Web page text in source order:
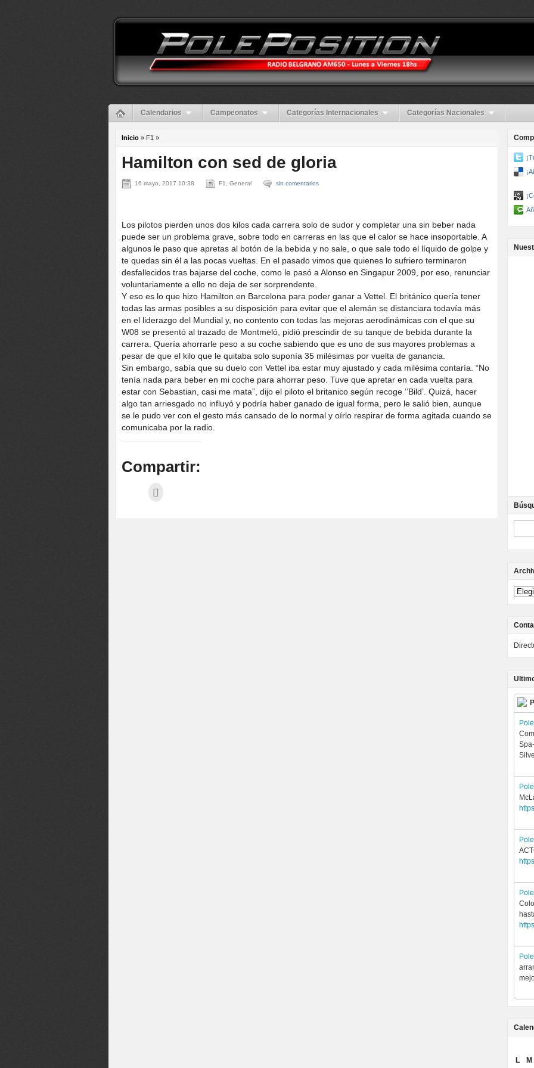
Calendarios Campeonatos Categorías Internacionales Categorías Nacionales
Inicio » F1 »
Hamilton con sed de gloria
16 mayo, 2017 10:38 F1, General sin comentarios
Los pilotos pierden unos dos kilos cada carrera solo de sudor y completar una sin beber nada
puede ser un problema grave, sobre todo en carreras en las que el calor se hace insoportable. A
algunos le paso que apretas al botón de la bebida y no sale, o que sale todo el líquido de golpe y
te quedas sin él a las pocas vueltas. En el pasado vimos que quienes lo sufriero terminaron
desfallecidos tras bajarse del coche, como le pasó a Alonso en Singapur 2009, por eso, renunciar
voluntariamente a ello no deja de ser sorprendente.
Y eso es lo que hizo Hamilton en Barcelona para poder ganar a Vettel. El británico quería tener
todas las armas posibles a su disposición para evitar que el alemán se distanciara todavía más
en el liderazgo del Mundial y, no contento con todas las mejoras aerodinámicas con el que su
W08 se presentó al trazado de Montmeló, pidió prescindir de su tanque de bebida durante la
carrera. Quería ahorrarle peso a su coche sabiendo que es uno de sus mayores problemas a
pesar de que el kilo que le quitaba solo suponía 35 milésimas por vuelta de ganancia.
Sin embargo, sabía que su duelo con Vettel iba estar muy ajustado y cada milésima contaría. “No
tenía nada para beber en mi coche para ahorrar peso. Tuve que apretar en cada vuelta para
estar con Sebastian, casi me mata”, dijo el piloto el britanico según recoge ‘’Bild’. Quizá, hacer
algo tan arriesgado no influyó y podría haber ganado de igual forma, pero le salió bien, aunque
se le pudo ver con el gesto más cansado de lo normal y oírlo respirar de forma agitada cuando se
comunicaba por la radio.
Compartir:
L
M